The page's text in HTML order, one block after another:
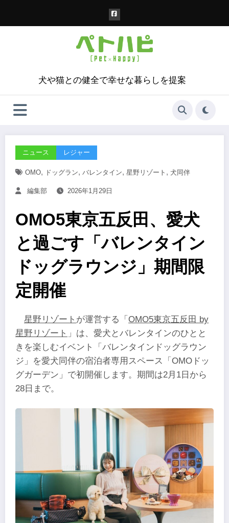
犬や猫との健全で幸せな暮らしを提案
ニュース レジャー
OMO, ドッグラン, バレンタイン, 星野リゾート , 犬同伴
編集部 2026年1月29日
OMO5東京五反田、愛犬
と過ごす「バレンタイン
ドッグラウンジ」期間限
定開催
星野リゾート が運営する「OMO5東京五反田 by
星野リゾート 」は、愛犬とバレンタインのひとと
きを楽しむイベント「バレンタインドッグラウン
ジ」を愛犬同伴の宿泊者専用スペース「OMOドッ
グガーデン」で初開催します。期間は2月1日から
28日まで。